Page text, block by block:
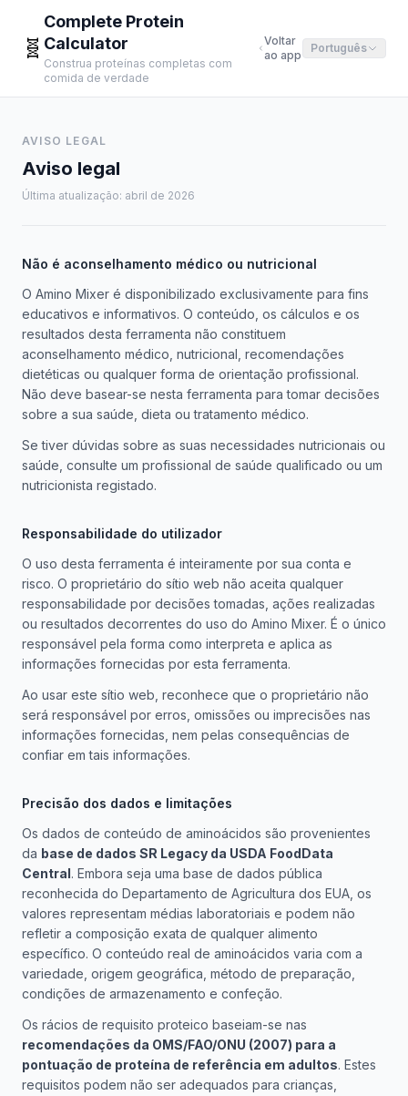
🧬
Complete Protein
Calculator
Construa proteínas completas com
comida de verdade
Voltar
ao app
Português
AVISO LEGAL
Aviso legal
Última atualização: abril de 2026
Não é aconselhamento médico ou nutricional
O Amino Mixer é disponibilizado exclusivamente para fins
educativos e informativos. O conteúdo, os cálculos e os
resultados desta ferramenta não constituem
aconselhamento médico, nutricional, recomendações
dietéticas ou qualquer forma de orientação profissional.
Não deve basear-se nesta ferramenta para tomar decisões
sobre a sua saúde, dieta ou tratamento médico.
Se tiver dúvidas sobre as suas necessidades nutricionais ou
saúde, consulte um profissional de saúde qualificado ou um
nutricionista registado.
Responsabilidade do utilizador
O uso desta ferramenta é inteiramente por sua conta e
risco. O proprietário do sítio web não aceita qualquer
responsabilidade por decisões tomadas, ações realizadas
ou resultados decorrentes do uso do Amino Mixer. É o único
responsável pela forma como interpreta e aplica as
informações fornecidas por esta ferramenta.
Ao usar este sítio web, reconhece que o proprietário não
será responsável por erros, omissões ou imprecisões nas
informações fornecidas, nem pelas consequências de
confiar em tais informações.
Precisão dos dados e limitações
Os dados de conteúdo de aminoácidos são provenientes
da base de dados SR Legacy da USDA FoodData
Central. Embora seja uma base de dados pública
reconhecida do Departamento de Agricultura dos EUA, os
valores representam médias laboratoriais e podem não
refletir a composição exata de qualquer alimento
específico. O conteúdo real de aminoácidos varia com a
variedade, origem geográfica, método de preparação,
condições de armazenamento e confeção.
Os rácios de requisito proteico baseiam-se nas
recomendações da OMS/FAO/ONU (2007) para a
pontuação de proteína de referência em adultos. Estes
requisitos podem não ser adequados para crianças,